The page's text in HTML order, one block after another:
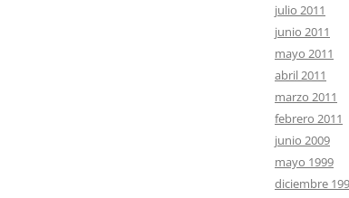
julio 2011
junio 2011
mayo 2011
abril 2011
marzo 2011
febrero 2011
junio 2009
mayo 1999
diciembre